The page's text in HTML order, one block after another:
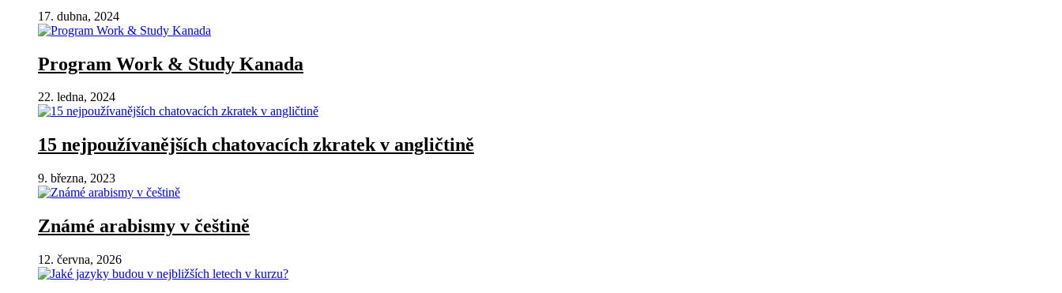
17. dubna, 2024
Program Work & Study Kanada
22. ledna, 2024
15 nejpoužívanějších chatovacích zkratek v angličtině
9. března, 2023
Známé arabismy v češtině
12. června, 2026